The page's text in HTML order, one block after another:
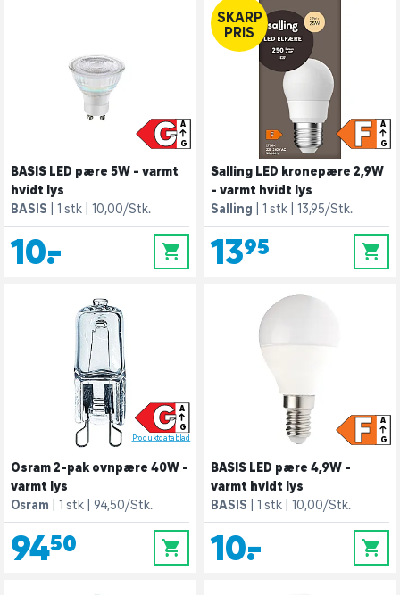
A
G
G
BASIS LED pære 5W - varmt
hvidt lys
BASIS
1 stk 10,00/Stk.
10,- 0
SKARP
PRIS
A
G
F
Salling LED kronepære 2,9W
- varmt hvidt lys
Salling
1 stk 13,95/Stk.
13,95 0
A
G
G
Produktdatablad
Osram 2-pak ovnpære 40W -
varmt lys
Osram
1 stk 94,50/Stk.
94,50 0
A
G
F
BASIS LED pære 4,9W -
varmt hvidt lys
BASIS
1 stk 10,00/Stk.
10,- 0